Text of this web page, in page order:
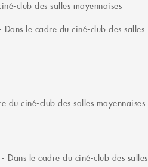
club des salles mayennaises
Dans le cadre du ciné-club des salles
du ciné-club des salles mayennaises
- Dans le cadre du ciné-club des salles